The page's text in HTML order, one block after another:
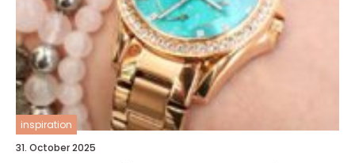
inspiration
31. October 2025